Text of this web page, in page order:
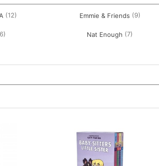
(12) Emmie & Friends (9)
Nat Enough (7)